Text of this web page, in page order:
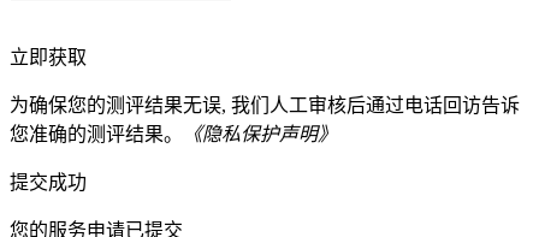
立即获取
为确保您的测评结果无误, 我们人工审核后通过电话回访告诉
您准确的测评结果。
《隐私保护声明》
提交成功
您的服务申请已提交